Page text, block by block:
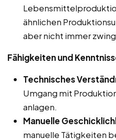
ähnlichen
aber nicht immer
Fähigkeiten und
Technisches
Umgang mit
anlagen.
Manuelle
manuelle Tätigkeiten